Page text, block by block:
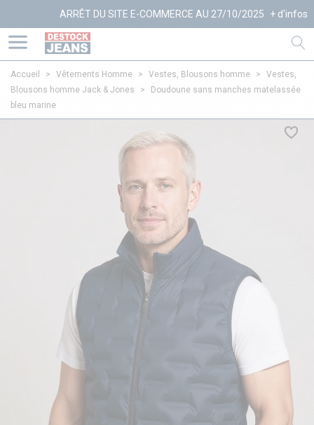
ARRÊT DU SITE E-COMMERCE AU 27/10/2025 + d'infos
Accueil > Vêtements Homme > Vestes, Blousons homme >
Vestes,
Blousons homme Jack & Jones
>
Doudoune sans manches matelassée
bleu marine